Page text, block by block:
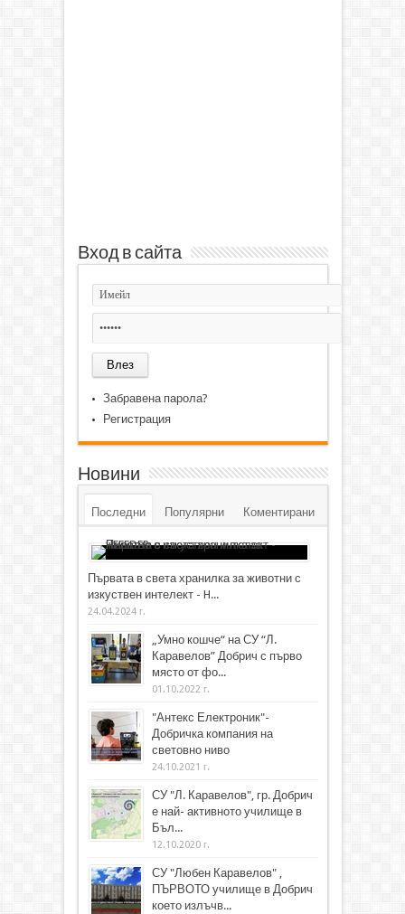
Вход в сайта
Забравена парола?
Регистрация
Новини
Последни Популярни Коментирани
Първата в света хранилка за животни с
изкуствен интелект - H...
24.04.2024 г.
„Умно кошче“ на СУ “Л.
Каравелов” Добрич с първо
място от фо...
01.10.2022 г.
"Антекс Електроник"-
Добричка компания на
световно ниво
24.10.2021 г.
СУ "Л. Каравелов", гр. Добрич
е най- активното училище в
Бъл...
12.10.2020 г.
СУ "Любен Каравелов" ,
ПЪРВОТО училище в Добрич
което излъчв...